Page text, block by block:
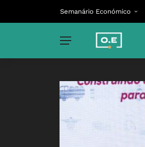
Semanário Económico